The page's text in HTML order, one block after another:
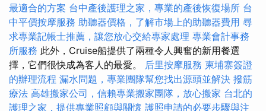
最適合的方案 台中產後護理之家，專業的產後恢復場所 台
中平價按摩服務 助聽器價格，了解市場上的助聽器費用 尋
求專業記帳士推薦，讓您放心交給專家處理 專業會計事務
所服務 此外，Cruise船提供了兩種令人興奮的新用餐選
擇，它們很快成為客人的最愛。 后里按摩服務 柬埔寨簽證
的辦理流程 漏水問題，專業團隊幫您找出源頭並解決 撥筋
療法 高雄搬家公司，信賴專業搬家團隊，放心搬家 台北的
護理之家，提供專業照顧與關懷 護照申請的必要步驟與注